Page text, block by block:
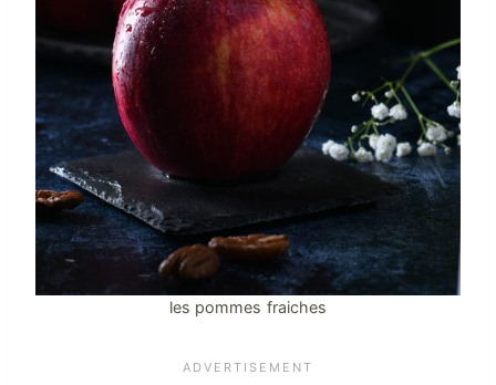
les pommes fraiches